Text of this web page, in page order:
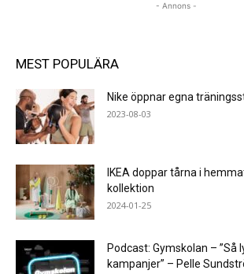
- Annons -
MEST POPULÄRA
Nike öppnar egna
2023-08-03
IKEA doppar tårna i
kollektion
2024-01-25
Podcast: Gymskolan – ”Så
kampanjer” – Pelle